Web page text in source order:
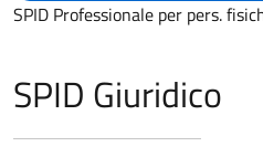
SPID Professionale per pers.
SPID Giuridico